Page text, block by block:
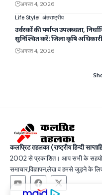
अगस्त 4, 2026
Life Style अंतराष्ट्रीय
उर्वरकों की पर्याप्त उपलब्धता,
सुनिश्चित करें: जिला कृषि अधिकारी
अगस्त 4, 2026
कलप्रिट तहलका (राष्ट्रीय हिन्दी
2002 से प्रकाशित। आप सभी के
समाचार,विज्ञापन,लेख व हमसे जुड़ने के